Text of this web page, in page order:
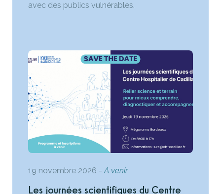
avec des publics vulnérables.
19 novembre 2026 -A venir
Les journées scientifiques du Centre